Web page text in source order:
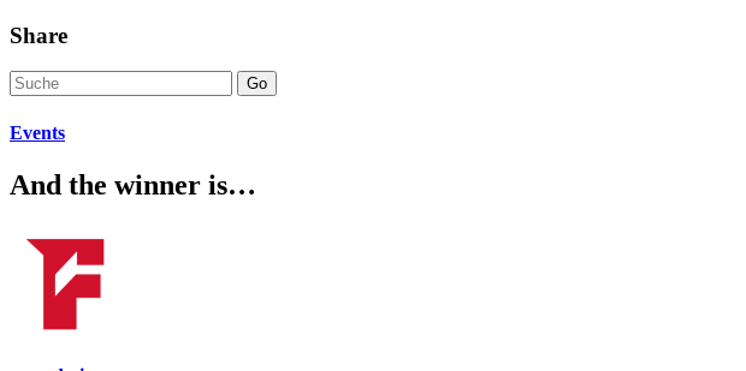
Share
Go
Events
And the winner is…